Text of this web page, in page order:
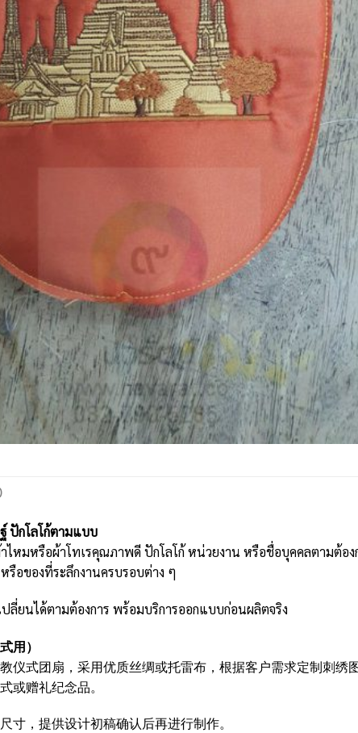
ปักโลโก้ตามแบบ
หมหรือผ้าโทเรคุณภาพดี ปักโลโก้ หน่วยงาน หรือชื่อบุคคลตามต้อง
รือของที่ระลึกงานครบรอบต่าง ๆ
ลี่ยนได้ตามต้องการ พร้อมบริการออกแบบก่อนผลิตจริง
用）
仪式团扇，采用优质丝绸或托雷布，根据客户需求定制刺
或赠礼纪念品。
寸，提供设计初稿确认后再进行制作。